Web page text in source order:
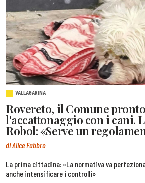
VALLAGARINA
Rovereto, il Comune
l'accattonaggio con i cani.
Robol: «Serve un
di Alice Fabbro
La prima cittadina: «La normativa va
anche intensificare i controlli»